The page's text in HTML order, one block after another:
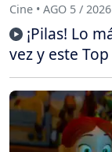
Cine • AGO 5 / 2026
¡Pilas! Lo
vez y este